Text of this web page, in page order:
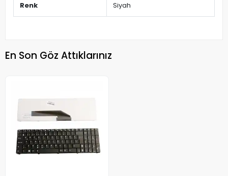
Renk Siyah
En Son Göz Attıklarınız